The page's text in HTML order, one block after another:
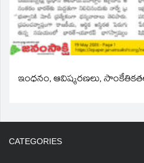
ఇంధనం, ఆవిష్కరణలు,
CATEGORIES